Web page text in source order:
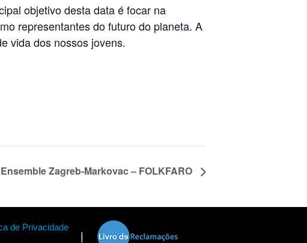
objetivo desta data é focar na
representantes do futuro do planeta. A
vida dos nossos jovens.
Zagreb-Markovac – FOLKFARO
de Privacidade
|